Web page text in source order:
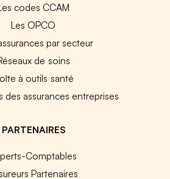
codes CCAM
Les OPCO
par secteur
de soins
à outils santé
des assurances entreprises
PARTENAIRES
Comptables
Partenaires